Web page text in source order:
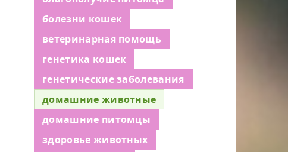
болезни кошек
ветеринарная помощь
генетика кошек
генетические заболевания
домашние животные
домашние питомцы
здоровье животных